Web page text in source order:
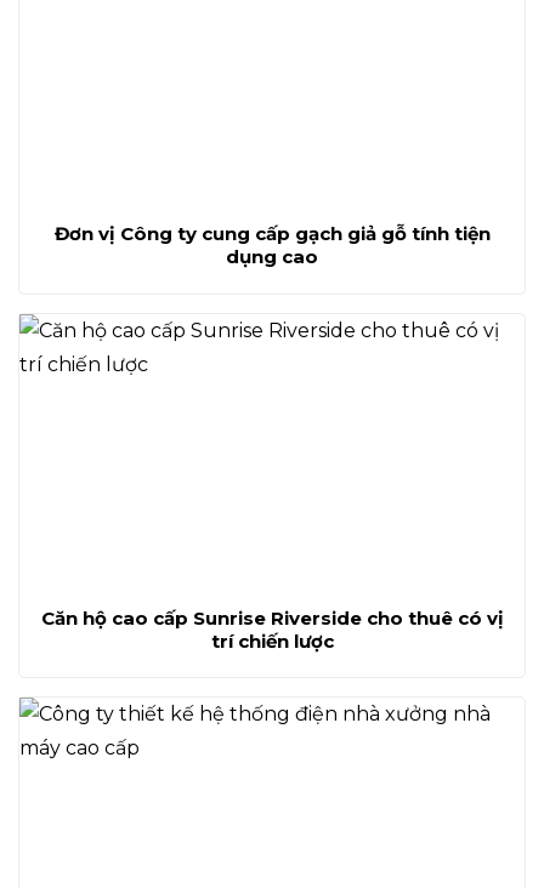
Đơn vị Công ty cung cấp gạch giả gỗ tính tiện
dụng cao
Căn hộ cao cấp Sunrise Riverside cho thuê có vị
trí chiến lược